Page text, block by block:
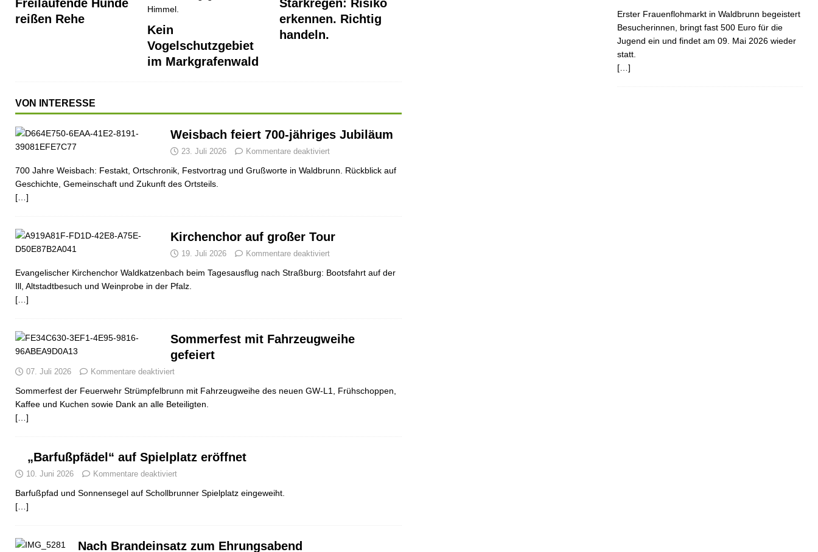
Freilaufende Hunde
reißen Rehe
Kein
Vogelschutzgebiet
im Markgrafenwald
Starkregen: Risiko
erkennen. Richtig
handeln.
VON INTERESSE
Weisbach feiert 700-jähriges Jubiläum
23. Juli 2026 Kommentare deaktiviert
700 Jahre Weisbach: Festakt, Ortschronik, Festvortrag und Grußworte in Waldbrunn. Rückblick auf
Geschichte, Gemeinschaft und Zukunft des Ortsteils.
[…]
Kirchenchor auf großer Tour
19. Juli 2026 Kommentare deaktiviert
Evangelischer Kirchenchor Waldkatzenbach beim Tagesausflug nach Straßburg: Bootsfahrt auf der
Ill, Altstadtbesuch und Weinprobe in der Pfalz.
[…]
Sommerfest mit Fahrzeugweihe
gefeiert
07. Juli 2026 Kommentare deaktiviert
Sommerfest der Feuerwehr Strümpfelbrunn mit Fahrzeugweihe des neuen GW-L1, Frühschoppen,
Kaffee und Kuchen sowie Dank an alle Beteiligten.
[…]
„Barfußpfädel“ auf Spielplatz eröffnet
10. Juni 2026 Kommentare deaktiviert
Barfußpfad und Sonnensegel auf Schollbrunner Spielplatz eingeweiht.
[…]
Nach Brandeinsatz zum Ehrungsabend
Erster Frauenflohmarkt in Waldbrunn begeistert
Besucherinnen, bringt fast 500 Euro für die
Jugend ein und findet am 09. Mai 2026 wieder
statt.
[…]